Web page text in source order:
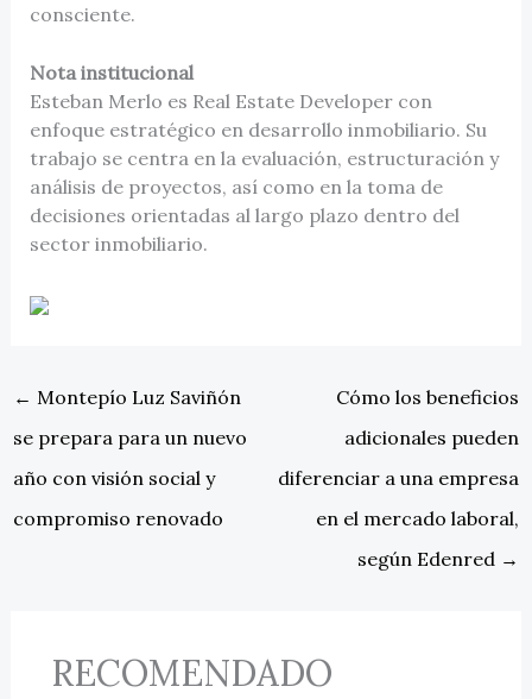
consciente.
Nota institucional
Esteban Merlo es Real Estate Developer con
enfoque estratégico en desarrollo inmobiliario. Su
trabajo se centra en la evaluación, estructuración y
análisis de proyectos, así como en la toma de
decisiones orientadas al largo plazo dentro del
sector inmobiliario.
← Montepío Luz Saviñón
se prepara para un nuevo
año con visión social y
compromiso renovado
Cómo los beneficios
adicionales pueden
diferenciar a una empresa
en el mercado laboral,
según Edenred →
RECOMENDADO